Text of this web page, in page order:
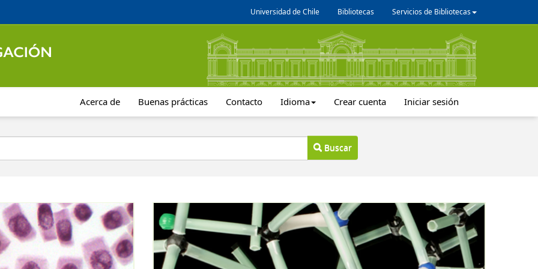
Universidad de Chile Bibliotecas Servicios de Bibliotecas
Acerca de Buenas prácticas Contacto Idioma Crear cuenta Iniciar sesión
Buscar